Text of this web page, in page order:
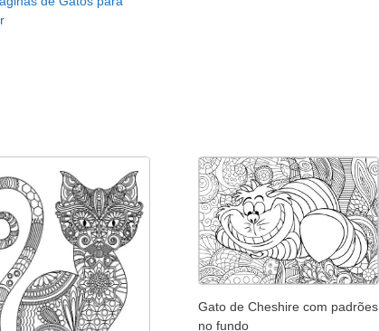
Gato de Cheshire com padrões
no fundo